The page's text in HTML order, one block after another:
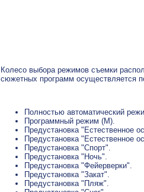
Колесо выбора режимов съемки
сюжетных программ осуществляется
Полностью автоматический
Программный режим (М).
Предустановка "Естественное
Предустановка "Естественное
Предустановка "Спорт".
Предустановка "Ночь".
Предустановка "Фейерверки".
Предустановка "Закат".
Предустановка "Пляж".